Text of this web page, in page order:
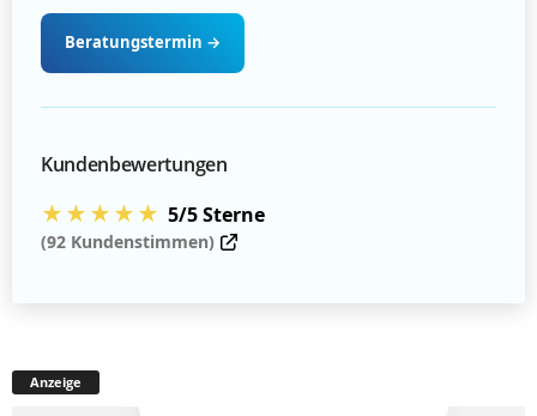
Beratungstermin →
Kundenbewertungen
★★★★★ 5/5 Sterne
(92 Kundenstimmen)
Anzeige